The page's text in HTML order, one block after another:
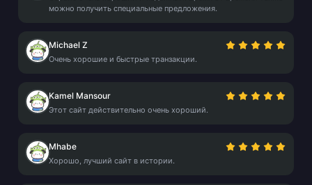
можно получить специальные предложения.
Michael Z
Очень хорошие и быстрые транзакции.
Kamel Mansour
Этот сайт действительно очень хороший.
Mhabe
Хорошо, лучший сайт в истории.